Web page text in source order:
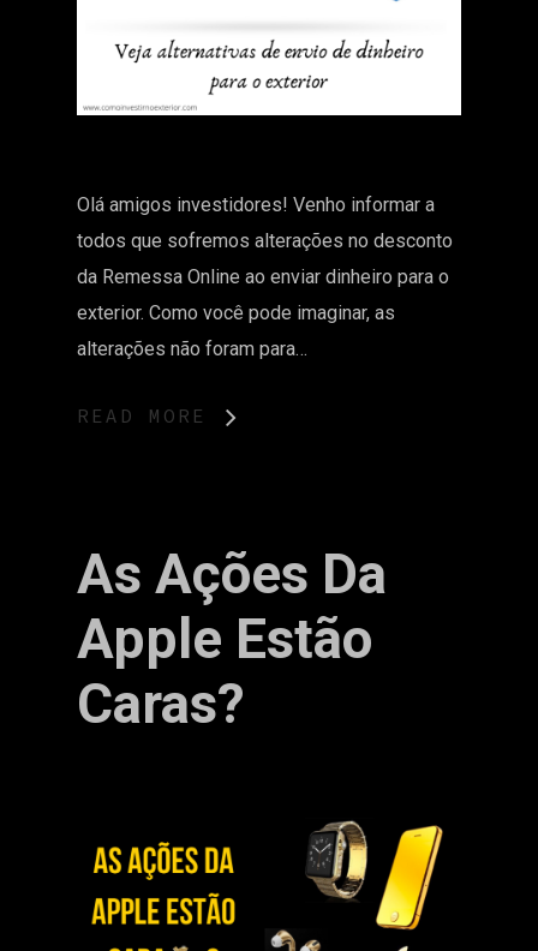
Olá amigos investidores! Venho informar a
todos que sofremos alterações no desconto
da Remessa Online ao enviar dinheiro para o
exterior. Como você pode imaginar, as
alterações não foram para…
READ MORE
As Ações Da
Apple Estão
Caras?